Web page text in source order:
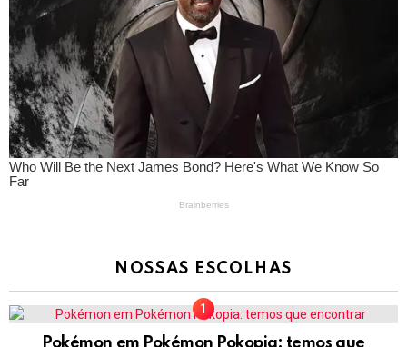
NOSSAS ESCOLHAS
Pokémon em Pokémon Pokopia: temos que